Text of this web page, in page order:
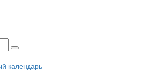
календарь